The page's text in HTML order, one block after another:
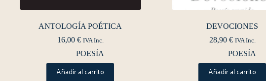
ANTOLOGÍA POÉTICA
16,00 € IVA Inc.
POESÍA
Añadir al carrito
DEVOCIONES
28,90 € IVA Inc.
POESÍA
Añadir al carrito